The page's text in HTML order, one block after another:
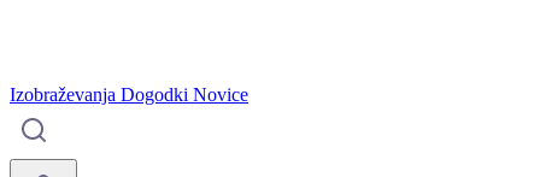
Izobraževanja Dogodki Novice